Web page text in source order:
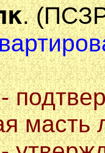
.